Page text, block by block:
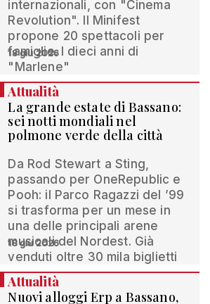
internazionali, con "Cinema
Revolution". Il Minifest
propone 20 spettacoli per
famiglie. I dieci anni di
"Marlene"
18 giu 2026
Attualità
La grande estate di Bassano:
sei notti mondiali nel
polmone verde della città
Da Rod Stewart a Sting,
passando per OneRepublic e
Pooh: il Parco Ragazzi del ’99
si trasforma per un mese in
una delle principali arene
musicali del Nordest. Già
venduti oltre 30 mila biglietti
18 giu 2026
Attualità
Nuovi alloggi Erp a Bassano,